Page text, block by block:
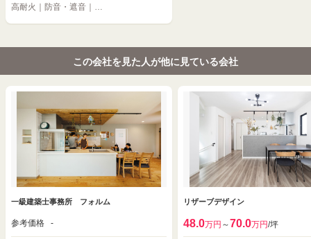
高耐火｜防音・遮音｜…
この会社を見た人が他に見ている会社
一級建築士事務所 フォルム
参考価格 -
リザーブデザイン
48.0万円 ～70.0万円/坪